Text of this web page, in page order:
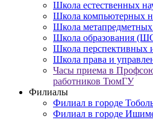
Школа естественных
Школа компьютерных
Школа
Школа образования
Школа перспективных
Школа права и
Часы приема в
работников ТюмГУ
Филиалы
Филиал в городе
Филиал в городе